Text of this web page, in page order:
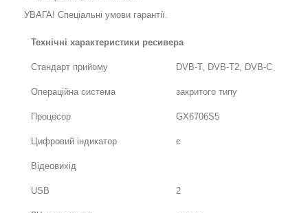
УВАГА! Спеціальні умови гарантії.
Технічні характеристики ресивера
Стандарт прийому DVB-T, DVB-T2, DVB-C
Операційна система закритого типу
Процесор GX6706S5
Цифровий індикатор є
Відеовихід
USB 2